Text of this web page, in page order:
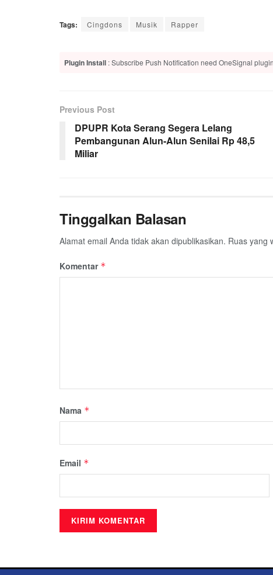
Tags: Cingdons Musik Rapper
Plugin Install : Subscribe Push Notification need OneSignal
Previous Post
DPUPR Kota Serang Segera Lelang
Pembangunan Alun-Alun Senilai Rp 48,5
Miliar
Tinggalkan Balasan
Alamat email Anda tidak akan dipublikasikan. Ruas yang
Komentar *
Nama *
Email *